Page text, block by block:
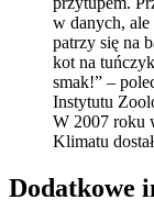
w danych,
patrzy się na
kot na
smak!” –
Instytutu
W 2007 roku
Klimatu
Dodatkowe